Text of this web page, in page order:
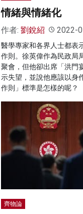
情緒與情緒化
作者: 劉銳紹 2022-
醫學專家和各界人士都表
作則。徐英偉作為民政局
聚會，但他卻出席「洪門
示失望，並說他應該以身
作則」標準是怎樣的呢？
齊物論